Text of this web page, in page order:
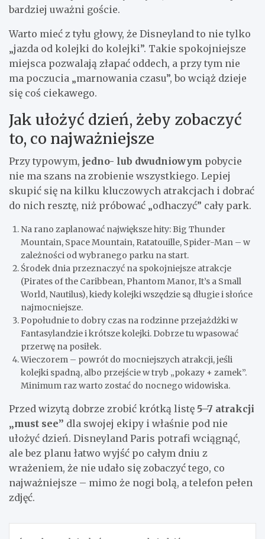
bardziej uważni goście.
Warto mieć z tyłu głowy, że Disneyland to nie tylko
„jazda od kolejki do kolejki”. Takie spokojniejsze
miejsca pozwalają złapać oddech, a przy tym nie
ma poczucia „marnowania czasu”, bo wciąż dzieje
się coś ciekawego.
Jak ułożyć dzień, żeby zobaczyć
to, co najważniejsze
Przy typowym, jedno- lub dwudniowym pobycie
nie ma szans na zrobienie wszystkiego. Lepiej
skupić się na kilku kluczowych atrakcjach i dobrać
do nich resztę, niż próbować „odhaczyć” cały park.
Na rano zaplanować największe hity: Big Thunder
Mountain, Space Mountain, Ratatouille, Spider-Man – w
zależności od wybranego parku na start.
Środek dnia przeznaczyć na spokojniejsze atrakcje
(Pirates of the Caribbean, Phantom Manor, It’s a Small
World, Nautilus), kiedy kolejki wszędzie są długie i słońce
najmocniejsze.
Popołudnie to dobry czas na rodzinne przejażdżki w
Fantasylandzie i krótsze kolejki. Dobrze tu wpasować
przerwę na posiłek.
Wieczorem – powrót do mocniejszych atrakcji, jeśli
kolejki spadną, albo przejście w tryb „pokazy + zamek”.
Minimum raz warto zostać do nocnego widowiska.
Przed wizytą dobrze zrobić krótką listę 5–7 atrakcji
„must see” dla swojej ekipy i właśnie pod nie
ułożyć dzień. Disneyland Paris potrafi wciągnąć,
ale bez planu łatwo wyjść po całym dniu z
wrażeniem, że nie udało się zobaczyć tego, co
najważniejsze – mimo że nogi bolą, a telefon pełen
zdjęć.